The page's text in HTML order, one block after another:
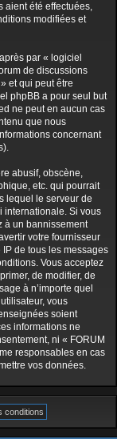
aient été effectuées,
modifiées et
par « logiciel
de discussions
» et qui peut être
phpBB a pour seul but
ne peut en aucun cas
que nous
concernant
abusif, obscène,
etc. qui pourrait
lequel le serveur de
internationale. Si vous
à un bannissement
votre fournisseur
IP de tous les messages
Vous acceptez
de modifier, de
à n’importe quel
vous
soient
informations ne
ni « FORUM
responsables en cas
vos données.